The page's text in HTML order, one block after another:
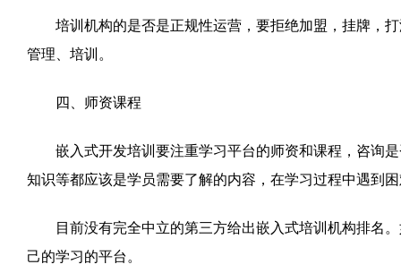
培训机构的是否是正规性运营，要拒绝加盟，挂牌，打
管理、培训。
四、师资课程
嵌入式开发培训要注重学习平台的师资和课程，咨询是
知识等都应该是学员需要了解的内容，在学习过程中遇到
目前没有完全中立的第三方给出嵌入式培训机构排名。
己的学习的平台。